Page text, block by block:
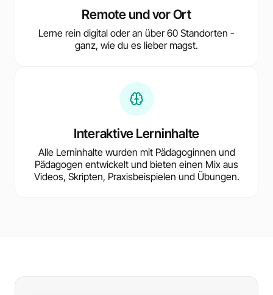
Remote und vor Ort
Lerne rein digital oder an über 60 Standorten -
ganz, wie du es lieber magst.
Interaktive Lerninhalte
Alle Lerninhalte wurden mit Pädagoginnen und
Pädagogen entwickelt und bieten einen Mix aus
Videos, Skripten, Praxisbeispielen und Übungen.